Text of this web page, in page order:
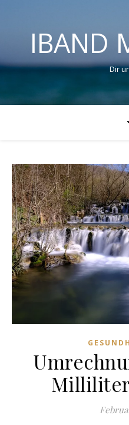
IBAND
Dir
Milliliter